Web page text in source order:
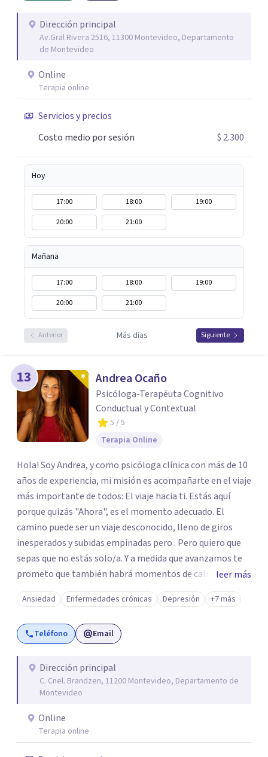
en adicciones *Currículum universal de tratamiento de
adición OEA , CICAD, UNAM.
Dirección principal
Av.Gral Rivera 2516, 11300 Montevideo, Departamento
de Montevideo
Online
Terapia online
Servicios y precios
Costo medio por sesión
$ 2.300
Hoy
17:00 18:00
19:00
20:00
21:00
Mañana
17:00 18:00
19:00
20:00
21:00
Anterior Más días Siguiente
13 Andrea Ocaño
Psicóloga-Terapéuta Cognitivo
Conductual y Contextual
5 / 5
Terapia Online
Hola! Soy Andrea, y como psicóloga clínica con más de 10
años de experiencia, mi misión es acompañarte en el viaje
más importante de todos: El viaje hacia ti. Estás aquí
porque quizás "Ahora", es el momento adecuado. El
camino puede ser un viaje desconocido, lleno de giros
inesperados y subidas empinadas pero . Pero quiero que
sepas que no estás solo/a. Y a medida que avanzamos te
prometo que también habrá momentos de calma, de
alegría y de liberación, momentos que te recordarán por
qué vale la pena seguir en este viaje... Porque, en última
instancia: "Aunque nada cambie, si yo cambio, todo
cambia".
leer más
Ansiedad Enfermedades crónicas Depresión +7 más
Teléfono Email
Dirección principal
C. Cnel. Brandzen, 11200 Montevideo, Departamento de
Montevideo
Online
Terapia online